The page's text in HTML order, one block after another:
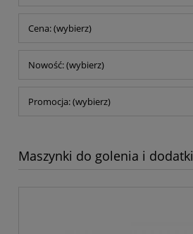
Cena: (wybierz)
Nowość: (wybierz)
Promocja: (wybierz)
Maszynki do golenia i dodatki